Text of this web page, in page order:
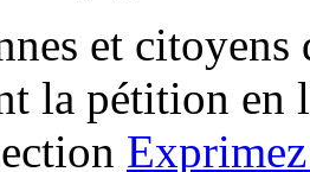
et
la pétition en